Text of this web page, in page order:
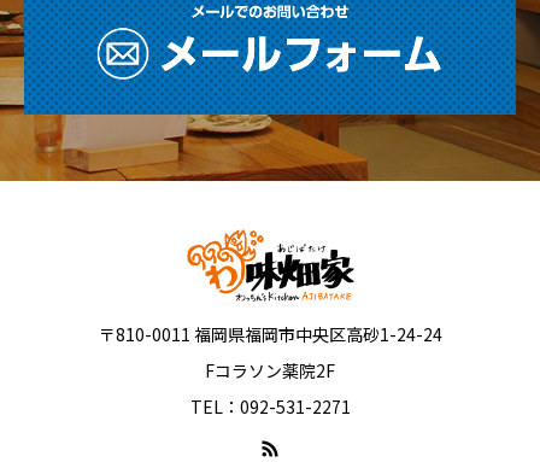
〒810-0011 福岡県福岡市中央区高砂1-24-24
Fコラソン薬院2F
TEL：092-531-2271